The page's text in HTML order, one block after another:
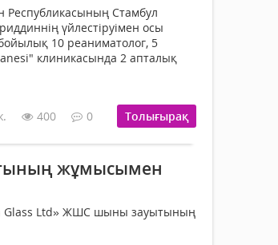
Республикасының Стамбул
үйлестіруімен осы
10 реаниматолог, 5
клиникасында 2 апталық
400 0 Толығырақ
жұмысымен
Glass Ltd» ЖШС шыны зауытының